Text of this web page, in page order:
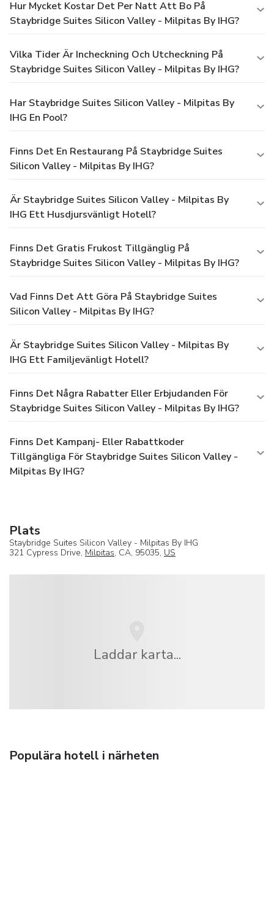
Hur Mycket Kostar Det Per Natt Att Bo På
Staybridge Suites Silicon Valley - Milpitas By IHG?
Vilka Tider Är Incheckning Och Utcheckning På
Staybridge Suites Silicon Valley - Milpitas By IHG?
Har Staybridge Suites Silicon Valley - Milpitas By
IHG En Pool?
Finns Det En Restaurang På Staybridge Suites
Silicon Valley - Milpitas By IHG?
Är Staybridge Suites Silicon Valley - Milpitas By
IHG Ett Husdjursvänligt Hotell?
Finns Det Gratis Frukost Tillgänglig På
Staybridge Suites Silicon Valley - Milpitas By IHG?
Vad Finns Det Att Göra På Staybridge Suites
Silicon Valley - Milpitas By IHG?
Är Staybridge Suites Silicon Valley - Milpitas By
IHG Ett Familjevänligt Hotell?
Finns Det Några Rabatter Eller Erbjudanden För
Staybridge Suites Silicon Valley - Milpitas By IHG?
Finns Det Kampanj- Eller Rabattkoder
Tillgängliga För Staybridge Suites Silicon Valley -
Milpitas By IHG?
Plats
Staybridge Suites Silicon Valley - Milpitas By IHG
321 Cypress Drive, Milpitas, CA, 95035, US
Laddar karta...
Populära hotell i närheten